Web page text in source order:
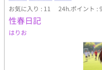
お気に入り : 11 24h.ポイント :
性春日記
はりお